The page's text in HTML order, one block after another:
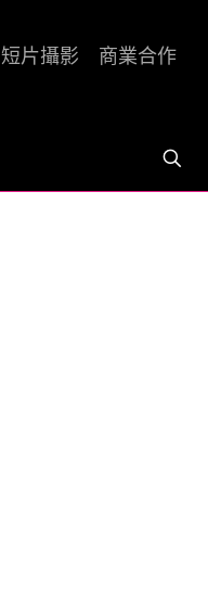
短片攝影 商業合作